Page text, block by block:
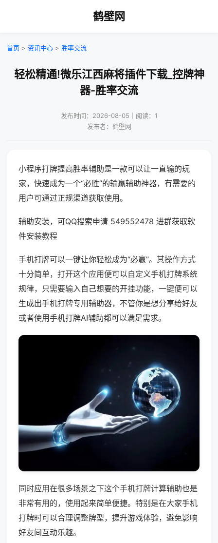
鹤壁网
首页 > 资讯中心 > 胜率交流
轻松精通!微乐江西麻将插件下载_控牌神
器-胜率交流
发布时间：2026-08-05｜阅读：1
发布者：鹤壁网
小程序打牌提高胜率辅助是一款可以让一直输的玩
家，快速成为一个“必胜”的输赢辅助神器，有需要的
用户可通过正规渠道获取使用。
辅助安装，可QQ搜索申请 549552478 进群获取软
件安装教程
手机打牌可以一键让你轻松成为“必赢”。其操作方式
十分简单，打开这个应用便可以自定义手机打牌系统
规律，只需要输入自己想要的开挂功能，一键便可以
生成出手机打牌专用辅助器，不管你是想分享给好友
或者使用手机打牌AI辅助都可以满足需求。
同时应用在很多场景之下这个手机打牌计算辅助也是
非常有用的，使用起来简单便捷。特别是在大家手机
打牌时可以合理调整牌型，提升游戏体验，避免影响
好友间互动乐趣。